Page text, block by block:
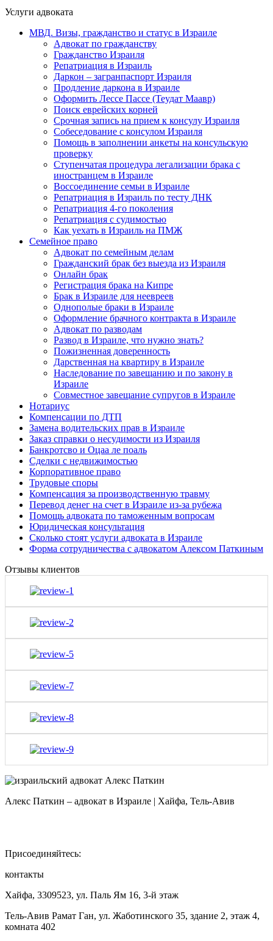
Услуги адвоката
МВД. Визы, гражданство и статус в Израиле
Адвокат по гражданству
Гражданство Израиля
Репатриация в Израиль
Даркон – загранпаспорт Израиля
Продление даркона в Израиле
Оформить Лессе Пассе (Теудат Маавр)
Поиск еврейских корней
Срочная запись на прием к консулу Израиля
Собеседование с консулом Израиля
Помощь в заполнении анкеты на консульскую
проверку
Ступенчатая процедура легализации брака с
иностранцем в Израиле
Воссоединение семьи в Израиле
Репатриация в Израиль по тесту ДНК
Репатриация 4-го поколения
Репатриация с судимостью
Как уехать в Израиль на ПМЖ
Семейное право
Адвокат по семейным делам
Гражданский брак без выезда из Израиля
Онлайн брак
Регистрация брака на Кипре
Брак в Израиле для неевреев
Однополые браки в Израиле
Оформление брачного контракта в Израиле
Адвокат по разводам
Развод в Израиле, что нужно знать?
Пожизненная доверенность
Дарственная на квартиру в Израиле
Наследование по завещанию и по закону в
Израиле
Совместное завещание супругов в Израиле
Нотариус
Компенсации по ДТП
Замена водительских прав в Израиле
Заказ справки о несудимости из Израиля
Банкротсво и Оцаа ле поаль
Сделки с недвижимостью
Корпоративное право
Трудовые споры
Компенсация за производственную травму
Перевод денег на счет в Израиле из-за рубежа
Помощь адвоката по таможенным вопросам
Юридическая консультация
Сколько стоят услуги адвоката в Израиле
Форма сотрудничества с адвокатом Алексом Паткиным
Отзывы клиентов
Алекс Паткин – адвокат в Израиле | Хайфа, Тель-Авив
Присоединяйтесь:
контакты
Хайфа, 3309523, ул. Паль Ям 16, 3-й этаж
Тель-Авив Рамат Ган, ул. Жаботинского 35, здание 2, этаж 4,
комната 402